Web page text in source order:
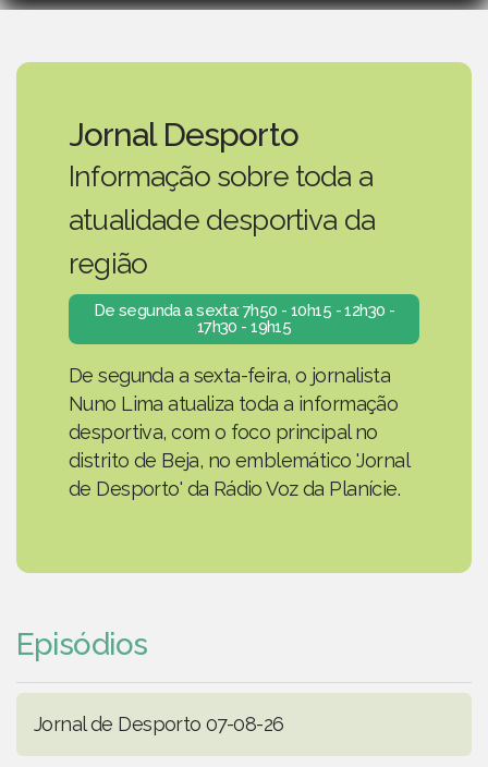
Jornal Desporto
Informação sobre toda a
atualidade desportiva da
região
De segunda a sexta: 7h50 - 10h15 - 12h30 -
17h30 - 19h15
De segunda a sexta-feira, o jornalista
Nuno Lima atualiza toda a informação
desportiva, com o foco principal no
distrito de Beja, no emblemático 'Jornal
de Desporto' da Rádio Voz da Planície.
Episódios
Jornal de Desporto 07-08-26